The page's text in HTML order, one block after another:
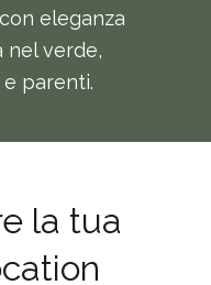
eleganza
nel verde,
parenti.
la tua